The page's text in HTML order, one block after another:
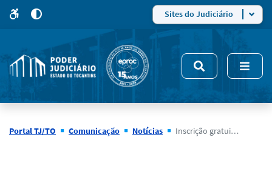
site
5
modo
de
alto
Sites do Judiciário
Portal TJ/TO Comunicação Notícias Inscrição gratuita para casamento comunitário em Luzimangues idealizado pelo Cejusc de Porto Nacional termina nesta quinta-feira (10/8)